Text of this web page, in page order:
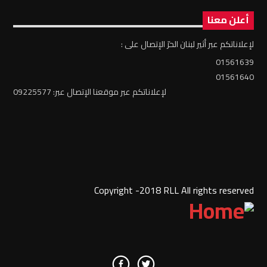
أعلن معنا
لإعلاناتكم عبر أثير لبنان الحرّ الإتصال على :
01561639
01561640
لإعلاناتكم عبر موقعنا الإتصال عبر: 09225577
Copyright -2018 RLL All rights reserved